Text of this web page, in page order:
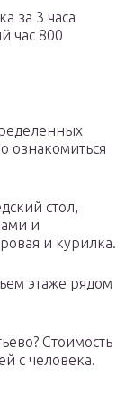
за 3 часа
час 800
ознакомиться
стол,
и
и курилка.
этаже рядом
Стоимость
с человека.